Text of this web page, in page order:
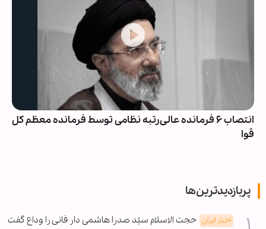
انتصاب ۶ فرمانده عالی‌رتبه نظامی توسط فرمانده معظم کل
قوا
پربازدیدترین‌ها
اخبار ایران حجت الاسلام سیّد صدرا هاشمی دار فانی را وداع گفت